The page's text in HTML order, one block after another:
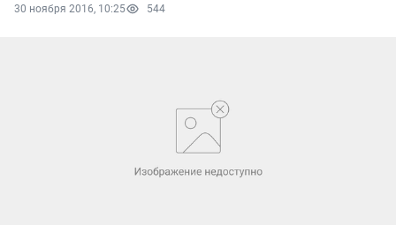
30 ноября 2016, 10:25 544